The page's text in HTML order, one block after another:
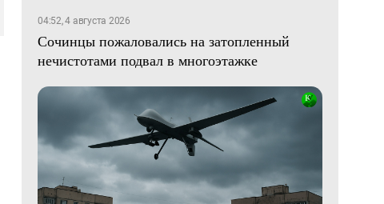
04:52, 4 августа 2026
Сочинцы пожаловались на затопленный
нечистотами подвал в многоэтажке